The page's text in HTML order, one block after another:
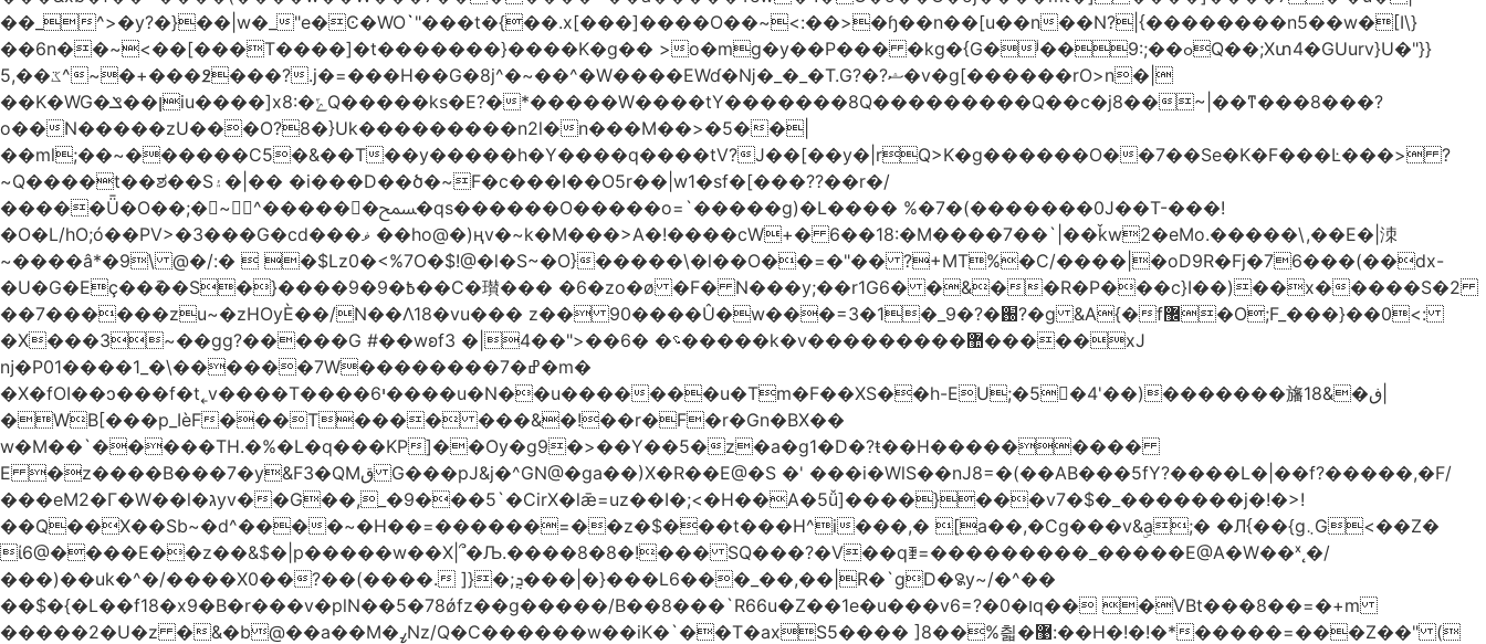
��_^>�y?�}��|w�_"e�Ͼ�WO߭`"���t�{��.x[���]����O��~<:��>�ɧ��n��[u��n��N?|{��������n5��w�[I\}
��6n��~<��[���T����]�t�������}����K�g�� >o�mg�y��P��� �kg�{G�ʲ��9:;��ߋQ��;Xտ4�GUurv}U�"}}
ػ��,5^~�+���߶���?.j�=���H��G�8j^�~��^�W����EWɗ�ǋ�_�_�T.G?�?ޝ�v�g[������rO>n�|
��Κ�WG�ן��ݏiu����]x8:�ݻQ�����ks�E?�*�����W����tY�������8Q���������Q��c�j8��~|��ͳ���8���?
o��N�����zU���O?8�}Uk���������n2l�n���M��>�5��|
��ml;��~������C5�&��T��y�����h�Y����q����tV?J��[��y�|rQ>K�g������O��7��Se�K�F���Ŀ���> ?
~Q����t��ಶ��S۽�|�� �i���D��ծ�~F�c���I��O5r��|w1�sf�[���??��r�/
�����Ǖ�O��;�~^������ﵟ�qs������O�����o=`�����g)�L���� %�7�(�������0J��T-���!
�O�L/hO;ó��PV>�3���G�cd���ޥ ��ho@�)ңv�~k�M���>A�!����cW+� 6��18:�M����7��`|��ǩw2�eMo.�����\,��E�|洓
~����â*�9\ @�/:�  �$Lz0�<%7O�$!@�l�S~�O}�����\�l��O��=�"�� ?+MT%�C/����|�oD9R�Fj�76���(��dx-
�U�G�Eç��݇��S�}����ؘ߿�9�9��C�瓉��� �6�zo�ø �F� N���y;��r1G6� �&��R�P���c}I��)��x�����S�2
��7������zu~�zHOyЀ��/N��Λ18�vu��� z�� 90����Û�w���=3�1�_֐�?�9?�ɡ &A{�f޼�O;F_���}��0<:
�X���3~��gg?�����G #��wʚf؝� �6��<"��4|� 3�����k�v��� ������޺�����xJ
ǌ�P01����1_�\������7W��������ߝ�7�m�
�X�fOI��ͻ���f�t˿v����T����י6����u�N��u�������u�Tm�F��XS��h-EU;�5�4'��)�������旛ڧ�&18|
�WB[���p_IѐF���T���� ���&�!��r�F�r�Gn�BX��
w�M��`�����TH.�%�L�q���KP]��Oy�g9�>��Y��5�z�a�g1�D�?ŧ��H���������
E �z����B���7�y&F3�QMق G���pJ&j�^GN@�ga��)X�R��E@�S �' ���i�WlS��nJ8=�(��AB���5fY?����L�|��f?�����,�F/
���eM2�Γ�W��l�גyv��G��,_�9���5`�CirX�lǣ=uz��I�;<�H��A�5ǚ]����}���v7�$�_�������j�!�>!
��Q��X��Sb~�d^����~�H��=������=��z�$���t���H^i���,� [a��,�Cg���v&ۣa;� �Л{��{g܆G<��Z�
ί6@����E��z��&$�|p�����w��X|՞�Љ.����8�8�!��� SQ���?�V��qꄿ=���������_�����E@A�W��ˣ˛�/
���)��uk�^�/����X0��?��(����. ]}�;ܯ���|�}���L6���_��,��|R�`gD�꯲y~/�^��
��$�{�L��f18�x9�B�r���v�plN��5�78ǿfz��g�����/B��8 ���`R66u�Z� �1e�u���v6=?�0�וq�� �VBt���8��=�+m
�����2�U�z �&�b@��a��M�ߨNz/Q�C������w��iK�`��T�axS5���� ]8��%칇�޹:��H�!�!�*�����=���Z��" (